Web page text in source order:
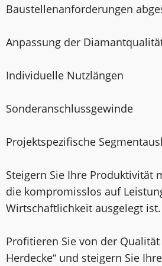
Baustellenanforderungen
Anpassung der
Individuelle Nutzlängen
Sonderanschlussgewinde
Projektspezifische
Steigern Sie Ihre Produktivität
die kompromisslos auf
Wirtschaftlichkeit ausgelegt ist.
Profitieren Sie von der Qualität
Herdecke“ und steigern Sie